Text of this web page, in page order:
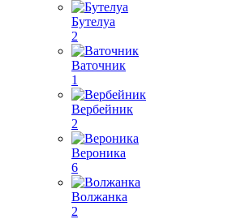
Бутелуа
2
Ваточник
1
Вербейник
2
Вероника
6
Волжанка
2